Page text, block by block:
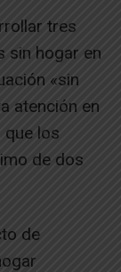
tres
sin hogar en
«sin
atención en
que los
de dos
de